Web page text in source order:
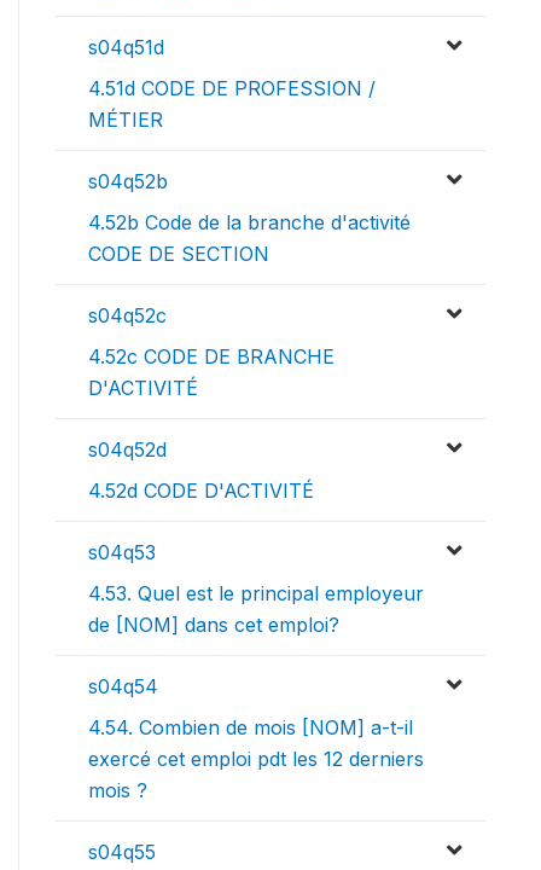
s04q51d
4.51d CODE DE PROFESSION /
MÉTIER
s04q52b
4.52b Code de la branche d'activité
CODE DE SECTION
s04q52c
4.52c CODE DE BRANCHE
D'ACTIVITÉ
s04q52d
4.52d CODE D'ACTIVITÉ
s04q53
4.53. Quel est le principal employeur
de [NOM] dans cet emploi?
s04q54
4.54. Combien de mois [NOM] a-t-il
exercé cet emploi pdt les 12 derniers
mois ?
s04q55